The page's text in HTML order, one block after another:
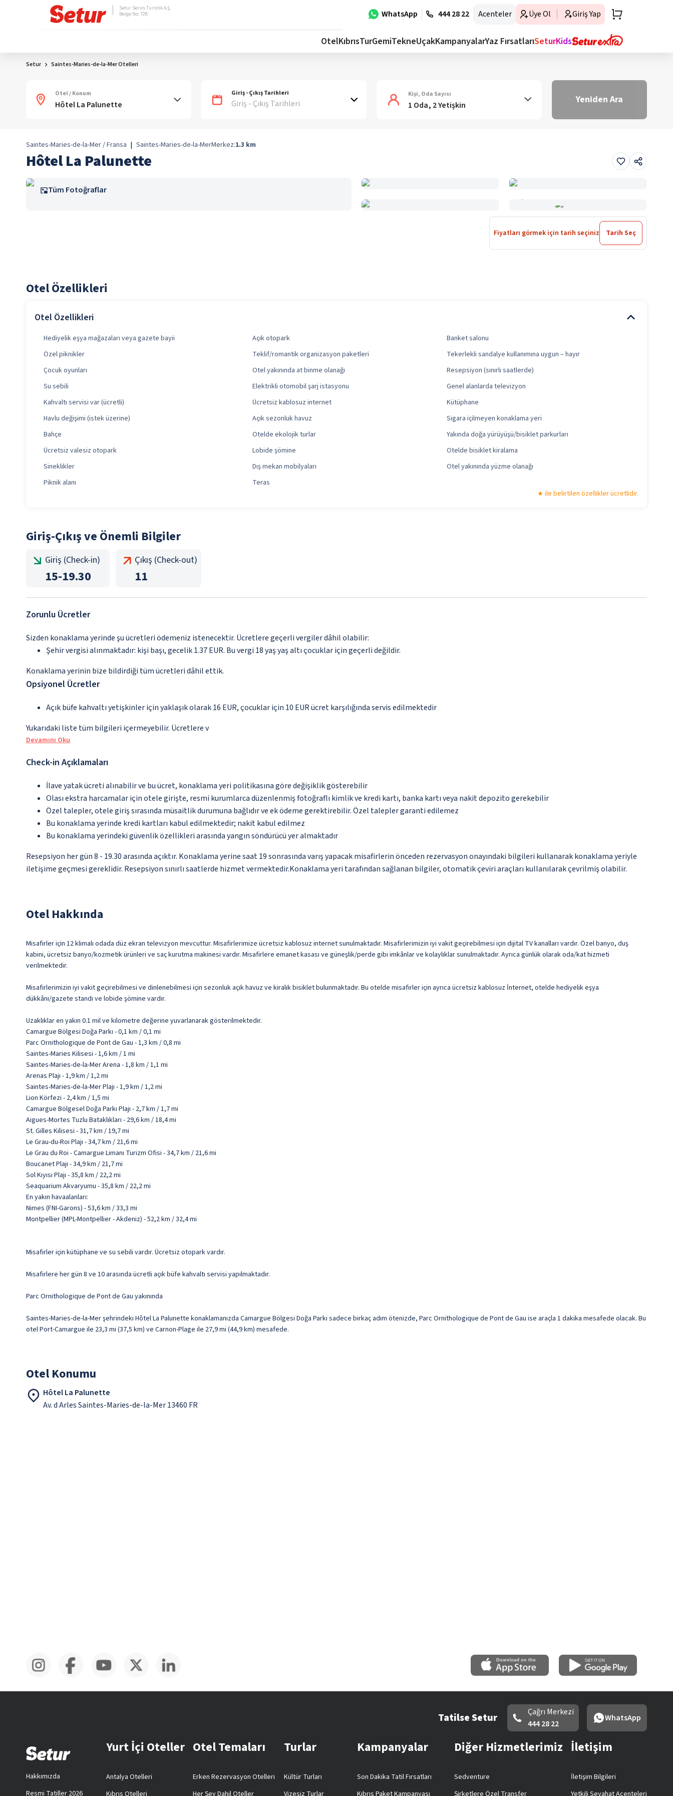
WhatsApp 444 28 22 Acenteler Üye Ol Giriş Yap
Setur Servis Turistik A.Ş.
Belge No: 728
OtelKıbrısTurGemiTekneUçakKampanyalarYaz FırsatlarıSeturKids
Setur Saintes-Maries-de-la-Mer Otelleri
Otel / Konum Giriş - Çıkış Tarihleri
Giriş - Çıkış Tarihleri
Kişi, Oda Sayısı
1 Oda, 2 Yetişkin Yeniden Ara
Saintes-Maries-de-la-Mer / Fransa | Saintes-Maries-de-la-MerMerkez:1.3 km
Hôtel La Palunette
Tüm Fotoğraflar
Fiyatları görmek için tarih seçiniz Tarih Seç
Otel Özellikleri
Otel Özellikleri
Hediyelik eşya mağazaları veya gazete bayii Açık otopark
Banket salonu
Özel piknikler
Teklif/romantik organizasyon paketleri
Tekerlekli sandalye kullanımına uygun – hayır
Çocuk oyunları
Otel yakınında at binme olanağı
Resepsiyon (sınırlı saatlerde)
Su sebili
Elektrikli otomobil şarj istasyonu
Genel alanlarda televizyon
Kahvaltı servisi var (ücretli)
Ücretsiz kablosuz internet
Kütüphane
Havlu değişimi (istek üzerine)
Açık sezonluk havuz
Sigara içilmeyen konaklama yeri
Bahçe
Otelde ekolojik turlar
Yakında doğa yürüyüşü/bisiklet parkurları
Ücretsiz valesiz otopark
Lobide şömine
Otelde bisiklet kiralama
Sineklikler
Dış mekan mobilyaları
Otel yakınında yüzme olanağı
Piknik alanı
Teras
ile belirtilen özellikler ücretlidir.
Giriş-Çıkış ve Önemli Bilgiler
Giriş (Check-in)
15-19.30
Çıkış (Check-out)
11
Zorunlu Ücretler
Sizden konaklama yerinde şu ücretleri ödemeniz istenecektir. Ücretlere geçerli vergiler dâhil olabilir:
Şehir vergisi alınmaktadır: kişi başı, gecelik 1.37 EUR. Bu vergi 18 yaş yaş altı çocuklar için geçerli değildir.
Konaklama yerinin bize bildirdiği tüm ücretleri dâhil ettik.
Opsiyonel Ücretler
Açık büfe kahvaltı yetişkinler için yaklaşık olarak 16 EUR, çocuklar için 10 EUR ücret karşılığında servis edilmektedir
Yukarıdaki liste tüm bilgileri içermeyebilir. Ücretlere v
Devamını Oku
Check-in Açıklamaları
İlave yatak ücreti alınabilir ve bu ücret, konaklama yeri politikasına göre değişiklik gösterebilir
Olası ekstra harcamalar için otele girişte, resmi kurumlarca düzenlenmiş fotoğraflı kimlik ve kredi kartı, banka kartı veya nakit depozito gerekebilir
Özel talepler, otele giriş sırasında müsaitlik durumuna bağlıdır ve ek ödeme gerektirebilir. Özel talepler garanti edilemez
Bu konaklama yerinde kredi kartları kabul edilmektedir; nakit kabul edilmez
Bu konaklama yerindeki güvenlik özellikleri arasında yangın söndürücü yer almaktadır
Resepsiyon her gün 8 - 19.30 arasında açıktır. Konaklama yerine saat 19 sonrasında varış yapacak misafirlerin önceden rezervasyon onayındaki bilgileri kullanarak konaklama yeriyle
iletişime geçmesi gereklidir. Resepsiyon sınırlı saatlerde hizmet vermektedir.Konaklama yeri tarafından sağlanan bilgiler, otomatik çeviri araçları kullanılarak çevrilmiş olabilir.
Otel Hakkında
Misafirler için 12 klimalı odada düz ekran televizyon mevcuttur. Misafirlerimize ücretsiz kablosuz internet sunulmaktadır. Misafirlerimizin iyi vakit geçirebilmesi için dijital TV kanalları vardır. Özel banyo, duş
kabini, ücretsiz banyo/kozmetik ürünleri ve saç kurutma makinesi vardır. Misafirlere emanet kasası ve güneşlik/perde gibi imkânlar ve kolaylıklar sunulmaktadır. Ayrıca günlük olarak oda/kat hizmeti
verilmektedir.
Misafirlerimizin iyi vakit geçirebilmesi ve dinlenebilmesi için sezonluk açık havuz ve kiralık bisiklet bulunmaktadır. Bu otelde misafirler için ayrıca ücretsiz kablosuz İnternet, otelde hediyelik eşya
dükkânı/gazete standı ve lobide şömine vardır.
Uzaklıklar en yakın 0.1 mil ve kilometre değerine yuvarlanarak gösterilmektedir.
Camargue Bölgesi Doğa Parkı - 0,1 km / 0,1 mi
Parc Ornithologique de Pont de Gau - 1,3 km / 0,8 mi
Saintes-Maries Kilisesi - 1,6 km / 1 mi
Saintes-Maries-de-la-Mer Arena - 1,8 km / 1,1 mi
Arenas Plajı - 1,9 km / 1,2 mi
Saintes-Maries-de-la-Mer Plajı - 1,9 km / 1,2 mi
Lion Körfezi - 2,4 km / 1,5 mi
Camargue Bölgesel Doğa Parkı Plajı - 2,7 km / 1,7 mi
Aigues-Mortes Tuzlu Bataklıkları - 29,6 km / 18,4 mi
St. Gilles Kilisesi - 31,7 km / 19,7 mi
Le Grau-du-Roi Plajı - 34,7 km / 21,6 mi
Le Grau du Roi - Camargue Limanı Turizm Ofisi - 34,7 km / 21,6 mi
Boucanet Plajı - 34,9 km / 21,7 mi
Sol Kıyısı Plajı - 35,8 km / 22,2 mi
Seaquarium Akvaryumu - 35,8 km / 22,2 mi
En yakın havaalanları:
Nimes (FNI-Garons) - 53,6 km / 33,3 mi
Montpellier (MPL-Montpellier - Akdeniz) - 52,2 km / 32,4 mi
Misafirler için kütüphane ve su sebili vardır. Ücretsiz otopark vardır.
Misafirlere her gün 8 ve 10 arasında ücretli açık büfe kahvaltı servisi yapılmaktadır.
Parc Ornithologique de Pont de Gau yakınında
Saintes-Maries-de-la-Mer şehrindeki Hôtel La Palunette konaklamanızda Camargue Bölgesi Doğa Parkı sadece birkaç adım ötenizde, Parc Ornithologique de Pont de Gau ise araçla 1 dakika mesafede olacak. Bu
otel Port-Camargue ile 23,3 mi (37,5 km) ve Carnon-Plage ile 27,9 mi (44,9 km) mesafede.
Otel Konumu
Hôtel La Palunette
Av. d Arles Saintes-Maries-de-la-Mer 13460 FR
Tatilse Setur
Çağrı Merkezi
444 28 22
WhatsApp
Hakkımızda
Resmi Tatiller 2026
Yurt İçi Oteller
Antalya Otelleri
Otel Temaları
Erken Rezervasyon Otelleri
Turlar
Kültür Turları
Kampanyalar
Son Dakika Tatil Fırsatları
Diğer Hizmetlerimiz
Sedventure
İletişim
İletişim Bilgileri